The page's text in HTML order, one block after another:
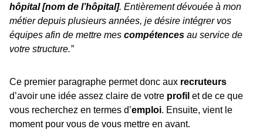
hôpital [nom de l’hôpital]. Entièrement dévouée à mon
métier depuis plusieurs années, je désire intégrer vos
équipes afin de mettre mes compétences au service de
votre structure.”
Ce premier paragraphe permet donc aux recruteurs
d’avoir une idée assez claire de votre profil et de ce que
vous recherchez en termes d’emploi. Ensuite, vient le
moment pour vous de vous mettre en avant.